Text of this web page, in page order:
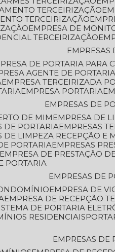
TERCEIRIZAÇÃO
TERCEIRIZAÇÃO
EMPRESA DE
TERCEIRIZAÇÃO
DE PORTARIA PARA
AGENTE DE PORTARIA
EMPRESA TERCEIRIZADA
EMPRESA PORTARIA
EMPRESAS DE
DE MIM
EMPRESA DE
DE PORTARIA
EMPRESAS
DE LIMPEZA RECEPÇÃO
PORTARIA
EMPRESAS
EMPRESA DE PRESTAÇÃO
PORTARIA
EMPRESAS DE
EMPRESA DE
EMPRESA DE RECEPÇÃO
SISTEMA DE PORTARIA
RESIDENCIAIS
EMPRESAS